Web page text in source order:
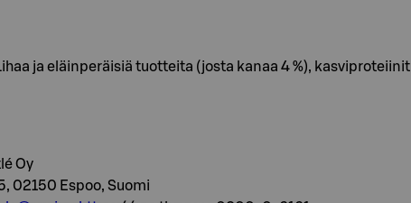
ja eläinperäisiä tuotteita (josta kanaa 4 %),
Oy
02150 Espoo, Suomi